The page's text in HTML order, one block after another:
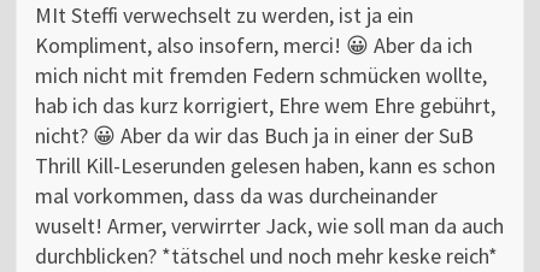
MIt Steffi verwechselt zu werden, ist ja ein
Kompliment, also insofern, merci! 😀 Aber da ich
mich nicht mit fremden Federn schmücken wollte,
hab ich das kurz korrigiert, Ehre wem Ehre gebührt,
nicht? 😀 Aber da wir das Buch ja in einer der SuB
Thrill Kill-Leserunden gelesen haben, kann es schon
mal vorkommen, dass da was durcheinander
wuselt! Armer, verwirrter Jack, wie soll man da auch
durchblicken? *tätschel und noch mehr keske reich*